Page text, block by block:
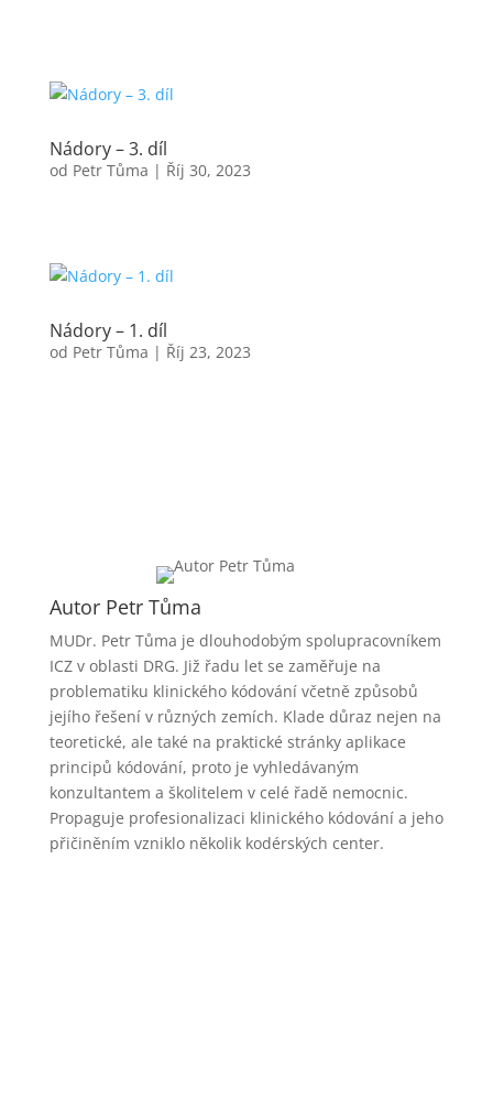
Nádory – 3. díl
od Petr Tůma | Říj 30, 2023
Nádory – 1. díl
od Petr Tůma | Říj 23, 2023
Autor Petr Tůma
MUDr. Petr Tůma je dlouhodobým spolupracovníkem
ICZ v oblasti DRG. Již řadu let se zaměřuje na
problematiku klinického kódování včetně způsobů
jejího řešení v různých zemích. Klade důraz nejen na
teoretické, ale také na praktické stránky aplikace
principů kódování, proto je vyhledávaným
konzultantem a školitelem v celé řadě nemocnic.
Propaguje profesionalizaci klinického kódování a jeho
přičiněním vzniklo několik kodérských center.